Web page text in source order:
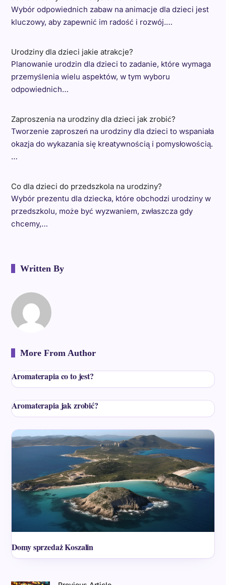
Wybór odpowiednich zabaw na animacje dla dzieci jest
kluczowy, aby zapewnić im radość i rozwój.…
Urodziny dla dzieci jakie atrakcje?
Planowanie urodzin dla dzieci to zadanie, które wymaga
przemyślenia wielu aspektów, w tym wyboru
odpowiednich…
Zaproszenia na urodziny dla dzieci jak zrobić?
Tworzenie zaproszeń na urodziny dla dzieci to wspaniała
okazja do wykazania się kreatywnością i pomysłowością.
…
Co dla dzieci do przedszkola na urodziny?
Wybór prezentu dla dziecka, które obchodzi urodziny w
przedszkolu, może być wyzwaniem, zwłaszcza gdy
chcemy,…
Written By
More From Author
Aromaterapia co to jest?
Aromaterapia jak zrobić?
Domy sprzedaż Koszalin